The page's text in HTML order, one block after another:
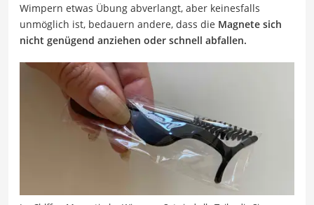
Wimpern etwas Übung abverlangt, aber keinesfalls
unmöglich ist, bedauern andere, dass die Magnete sich
nicht genügend anziehen oder schnell abfallen.